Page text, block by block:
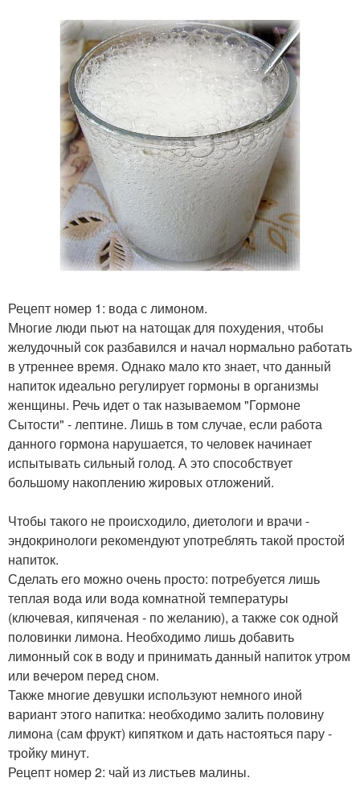
Рецепт номер 1: вода с лимоном.
Многие люди пьют на натощак для похудения, чтобы
желудочный сок разбавился и начал нормально работать
в утреннее время. Однако мало кто знает, что данный
напиток идеально регулирует гормоны в организмы
женщины. Речь идет о так называемом "Гормоне
Сытости" - лептине. Лишь в том случае, если работа
данного гормона нарушается, то человек начинает
испытывать сильный голод. А это способствует
большому накоплению жировых отложений.
Чтобы такого не происходило, диетологи и врачи -
эндокринологи рекомендуют употреблять такой простой
напиток.
Сделать его можно очень просто: потребуется лишь
теплая вода или вода комнатной температуры
(ключевая, кипяченая - по желанию), а также сок одной
половинки лимона. Необходимо лишь добавить
лимонный сок в воду и принимать данный напиток утром
или вечером перед сном.
Также многие девушки используют немного иной
вариант этого напитка: необходимо залить половину
лимона (сам фрукт) кипятком и дать настояться пару -
тройку минут.
Рецепт номер 2: чай из листьев малины.